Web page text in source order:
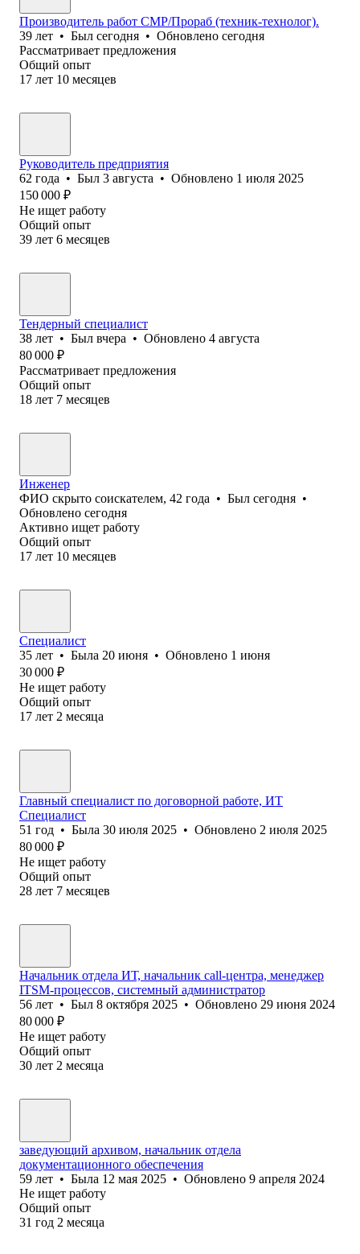
Производитель работ СМР/Прораб (техник-технолог).
39 лет • Был сегодня • Обновлено сегодня
Рассматривает предложения
Общий опыт
17 лет 10 месяцев
Руководитель предприятия
62 года • Был 3 августа • Обновлено 1 июля 2025
150 000 ₽
Не ищет работу
Общий опыт
39 лет 6 месяцев
Тендерный специалист
38 лет • Был вчера • Обновлено 4 августа
80 000 ₽
Рассматривает предложения
Общий опыт
18 лет 7 месяцев
Инженер
ФИО скрыто соискателем, 42 года • Был сегодня •
Обновлено сегодня
Активно ищет работу
Общий опыт
17 лет 10 месяцев
Специалист
35 лет • Была 20 июня • Обновлено 1 июня
30 000 ₽
Не ищет работу
Общий опыт
17 лет 2 месяца
Главный специалист по договорной работе, ИТ
Специалист
51 год • Была 30 июля 2025 • Обновлено 2 июля 2025
80 000 ₽
Не ищет работу
Общий опыт
28 лет 7 месяцев
Начальник отдела ИТ, начальник call-центра, менеджер
ITSM-процессов, системный администратор
56 лет • Был 8 октября 2025 • Обновлено 29 июня 2024
80 000 ₽
Не ищет работу
Общий опыт
30 лет 2 месяца
заведующий архивом, начальник отдела
документационного обеспечения
59 лет • Была 12 мая 2025 • Обновлено 9 апреля 2024
Не ищет работу
Общий опыт
31 год 2 месяца